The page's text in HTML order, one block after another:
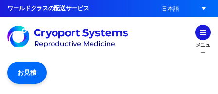
ワールドクラスの配送サービス 日本語
メニュ
ー
お見積